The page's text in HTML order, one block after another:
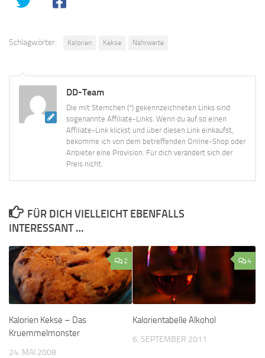
Schlagwörter: Kalorien Kekse Nährwerte
DD-Team
Die mit Sternchen (*) gekennzeichneten Links sind
sogenannte Affiliate-Links. Wenn du auf so einen
Affiliate-Link klickst und über diesen Link einkaufst,
bekomme ich von dem betreffenden Online-Shop oder
Anbieter eine Provision. Für dich verändert sich der
Preis nicht.
FÜR DICH VIELLEICHT EBENFALLS
INTERESSANT …
2
Kalorien Kekse – Das
Kruemmelmonster
24. MAI 2008
4
Kalorientabelle Alkohol
6. SEPTEMBER 2011